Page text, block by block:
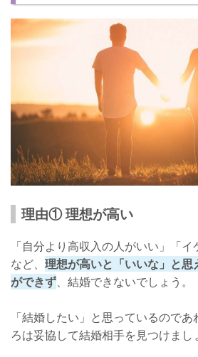
理由① 理想が高い
「自分より高収入の人がいい」「イ
など、 理想が高いと「いいな」と思
ができず、結婚できないでしょう。
「結婚したい」と思っているので
ろは妥協して結婚相手を見つけまし